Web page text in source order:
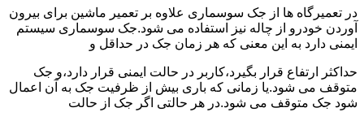
در تعمیرگاه ها از جک سوسماری علاوه بر تعمیر ماشین برای بیرون
آوردن خودرو از چاله نیز استفاده می شود.جک سوسماری سیستم
ایمنی دارد به این معنی که هر زمان جک در حداقل و
حداکثر ارتفاع قرار بگیرد،کاربر در حالت ایمنی قرار دارد،و جک
متوقف می شود.یا زمانی که باری بیش از ظرفیت جک به آن اعمال
شود جک متوقف می شود.در هر حالتی اگر جک از حالت